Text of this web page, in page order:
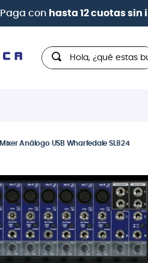
| Paga
Hola, ¿qué estas
Mixer Análogo USB Wharfedale SL824